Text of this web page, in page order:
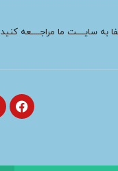
به سایــــت ما مراجــــعه کنید